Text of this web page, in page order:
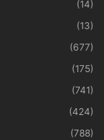
(14)
(13)
(677)
(175)
(741)
(424)
(788)